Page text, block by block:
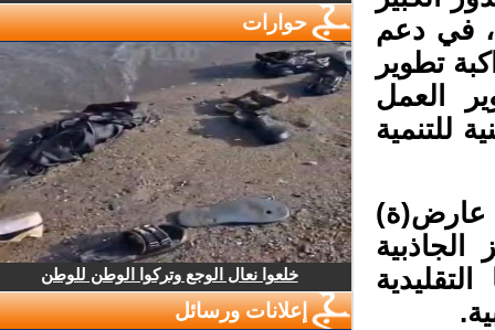
في دعم
تطوير
العمل
للتنمية
بأن المعرض، الذي يضم أزيد 115 عارض(ة)
الجاذبية
حوارات
خلعوا نعال الوجع وتركوا الوطن للوطن
إعلانات ورسائل